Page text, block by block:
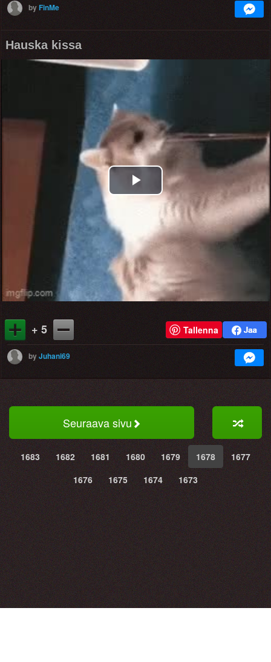
byFinMe
Hauska kissa
Play
Video
+ 5 Tallenna
byJuhani69
Seuraava sivu
1683 1682 1681 1680 1679 1678
1677
1676
1675 1674 1673